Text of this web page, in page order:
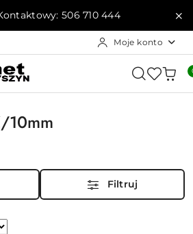
głównej
konto
głównego506 710 444
Moje konto
10mm
Filtruj